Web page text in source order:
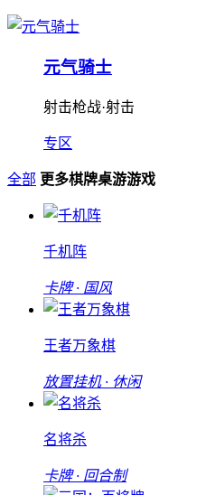
元气骑士
射击枪战·射击
专区
全部 更多棋牌桌游游戏
千机阵
卡牌 · 国风
王者万象棋
放置挂机 · 休闲
名将杀
卡牌 · 回合制